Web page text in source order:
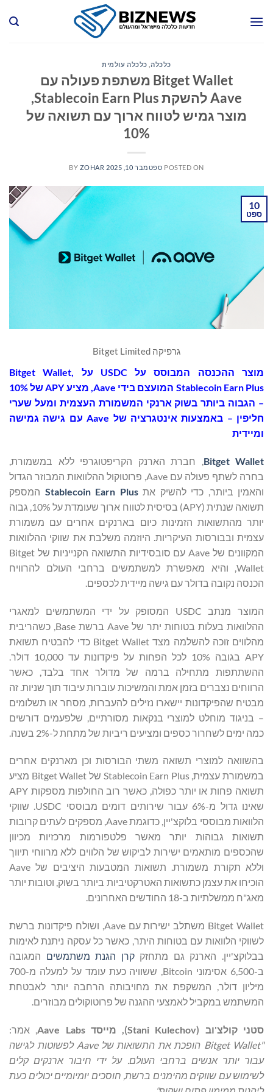
כלכלה, כלכלה עולמית
Bitget Wallet משתפת פעולה עם
Aave להשקת Stablecoin Earn Plus,
מוצר גמיש לטווח ארוך עם תשואה של
10%
POSTED ON ספטמבר 10, 2025 BY ZOHAR
10
ספט
גרפיקה Bitget Limited
מוצר ההכנסה המבוסס עלUSDC על Bitget Wallet,
Stablecoin Earn Plus המועצם בידי Aave, מציעAPY
של 10%
– הגבוה ביותר בשוק ארנקי המשמורת העצמית ומעל שערי
חליפין – באמצעות אינטגרציה של Aaveעם גישה גמישה
ומיידית
Bitget Wallet, חברת הארנק הקריפטוגרפי ללא במשמורת,
בחרה לשתף פעולה עם Aave, פרוטוקול ההלוואות המבוזר הגדול
והאמין ביותר, כדי להשיק אתStablecoin Earn Plus המספק
תשואה שנתית (APY) בסיסית לטווח ארוך שעומדת על 10%, גבוה
יותר מהתשואות הזמינות כיום בארנקים אחרים עם משמורת
עצמית ובבורסות העיקריות. היוזמה משלבת את שווקי ההלוואות
המקוונים של Aave עם סובסידיות התשואה הקנייניות של Bitget
Wallet, והיא מאפשרת למשתמשים ברחבי העולם להרוויח
הכנסה נקובה בדולר עם גישה מיידית לכספים.
המוצר מנתב USDC המסופק על ידי המשתמשים למאגרי
ההלוואות בעלות בטוחות יתר של Aave ברשת Base, כשהריבית
מהלווים זוכה להשלמה מצד Bitget Wallet כדי להבטיח תשואת
APY בגובה 10% לכל הפחות על פיקדונות עד 10,000 דולר.
ההשתתפות מתחילה ברמה של מדולר אחד בלבד, כאשר
הרווחים נצברים בזמן אמת והמשיכות עוברות עיבוד תוך שניות. זה
מבטיח שהפיקדונות יישארו נזילים להעברות, מסחר או תשלומים
– בניגוד מוחלט למוצרי בנקאות מסורתיים, שלפעמים דורשים
כמה ימים לשחרור כספים ומציעים ריביות של מתחת ל-2% בשנה.
בהשוואה למוצרי תשואה משתי הבורסות וכן מארנקים אחרים
במשמורת עצמית, Stablecoin Earn Plus של Bitget Wallet מציע
תשואה פחות או יותר כפולה, כאשר רוב החולפות מספקות APY
שאינו גדול מ-6% עבור שירותים דומים מבוססי USDC. שווקי
הלוואות מבוססי בלוקצ'יין, כדוגמת Aave, מספקים לעתים קרובות
תשואות גבוהות יותר מאשר פלטפורמות מרכזיות מכיוון
שהכספים מותאמים ישירות לביקוש של הלווים ללא מרווחי תיווך
וללא תקורת משמורת. תשואות המטבעות היציבים של Aave
הוכיחו את עצמן כתשואות האטרקטיביות ביותר בשוק, וטובות יותר
מאג"ח ממשלתיות ב-18 החודשים האחרונים.
Bitget Wallet משתלב ישירות עם Aave, ושולח פיקדונות ברשת
לשווקי הלוואות עם בטוחות היתר, כאשר כל עסקה ניתנת לאימות
בבלוקצ'יין. הארנק גם מתחזקקרן הגנת משתמשים המגובה
ב-6,500 אסימוני Bitcoin, ששוויה כעת עומד על למעלה מ-700
מיליון דולר, המשקפת את מחויבותה הרחבה יותר לאבטחת
המשתמש במקביל לאמצעי ההגנה של פרוטוקולים מבוזרים.
סטני קולצ'וב (
Stani Kulechov
), מייסד Aave Labs
, אמר:
"Bitget Wallet
הופכת
את התשואות של Aave לפשוטות לגישה
עבור יותר אנשים ברחבי העולם. על ידי חיבור ארנקים קלים
לשימוש עם שווקים מהימנים ברשת, חוסכים יומיומיים יכולים כעת